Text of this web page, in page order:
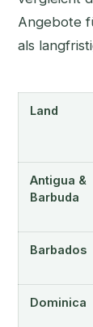
Angebote
als
Land
Antigua &
Barbuda
Barbados
Dominica